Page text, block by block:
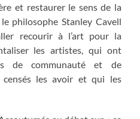
et restaurer le sens de la
philosophe Stanley Cavell
recourir à l’art pour la
les artistes, qui ont
de communauté et de
les avoir et qui les